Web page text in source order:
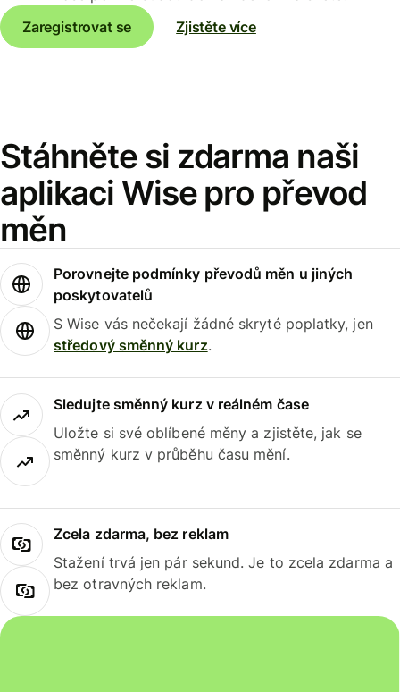
Zaregistrovat se
Zjistěte více
Stáhněte si zdarma naši
aplikaci Wise pro převod
měn
Porovnejte podmínky převodů měn u jiných
poskytovatelů
S Wise vás nečekají žádné skryté poplatky, jen
středový směnný kurz.
Sledujte směnný kurz v reálném čase
Uložte si své oblíbené měny a zjistěte, jak se
směnný kurz v průběhu času mění.
Zcela zdarma, bez reklam
Stažení trvá jen pár sekund. Je to zcela zdarma a
bez otravných reklam.